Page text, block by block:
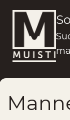
sisältöön